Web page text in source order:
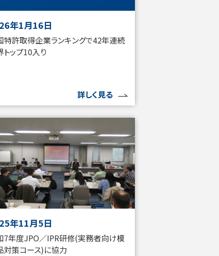
年1月16日
特許取得企業ランキングで42年連続
トップ10入り
詳しく見る
年11月5日
7年度JPO／IPR研修(実務者向け模
対策コース)に協力